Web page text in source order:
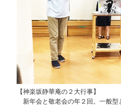
【神楽坂静華庵の２大行事】
新年会と敬老会の年２回。一般型